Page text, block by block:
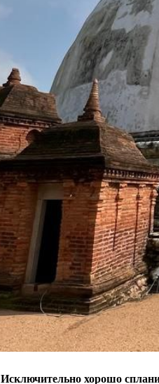
Исключительно хорошо